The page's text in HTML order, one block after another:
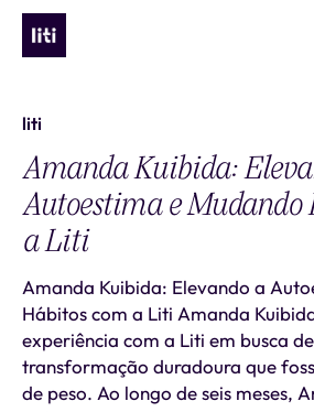
liti
Amanda Kuibida:
Autoestima e Mudando
a Liti
Amanda Kuibida: Elevando a
Hábitos com a Liti Amanda
experiência com a Liti em busca
transformação duradoura que
de peso. Ao longo de seis meses,